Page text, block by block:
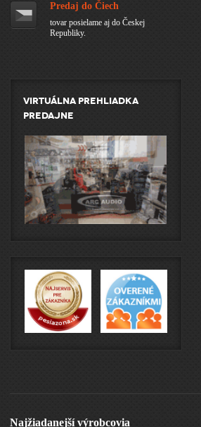
Predaj do Čiech
tovar posielame aj do Českej
Republiky.
Virtuálna prehliadka
predajne
Najžiadanejší výrobcovia